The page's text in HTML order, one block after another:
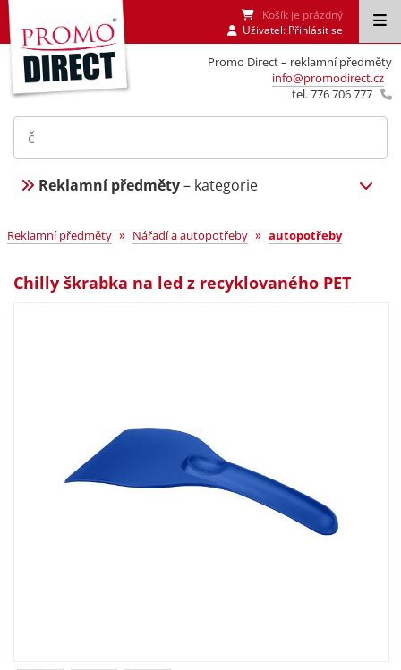
Promo Direct – reklamní předměty
info@promodirect.cz
tel. 776 706 777
Košík je prázdný
Uživatel: Přihlásit se
Reklamní předměty– kategorie
Reklamní předměty » Nářadí a autopotřeby » autopotřeby
Chilly škrabka na led z recyklovaného PET